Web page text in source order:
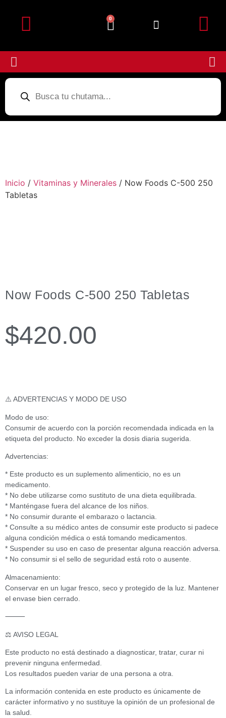
0
Inicio / Vitaminas y Minerales / Now Foods C-500 250
Tabletas
Now Foods C-500 250 Tabletas
$420.00
⚠️ ADVERTENCIAS Y MODO DE USO
Modo de uso:
Consumir de acuerdo con la porción recomendada indicada en la
etiqueta del producto. No exceder la dosis diaria sugerida.
Advertencias:
* Este producto es un suplemento alimenticio, no es un
medicamento.
* No debe utilizarse como sustituto de una dieta equilibrada.
* Manténgase fuera del alcance de los niños.
* No consumir durante el embarazo o lactancia.
* Consulte a su médico antes de consumir este producto si padece
alguna condición médica o está tomando medicamentos.
* Suspender su uso en caso de presentar alguna reacción adversa.
* No consumir si el sello de seguridad está roto o ausente.
Almacenamiento:
Conservar en un lugar fresco, seco y protegido de la luz. Mantener
el envase bien cerrado.
⸻
⚖️ AVISO LEGAL
Este producto no está destinado a diagnosticar, tratar, curar ni
prevenir ninguna enfermedad.
Los resultados pueden variar de una persona a otra.
La información contenida en este producto es únicamente de
carácter informativo y no sustituye la opinión de un profesional de
la salud.